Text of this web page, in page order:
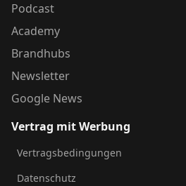
Podcast
Academy
Brandhubs
Newsletter
Google News
Vertrag mit Werbung
Vertragsbedingungen
Datenschutz